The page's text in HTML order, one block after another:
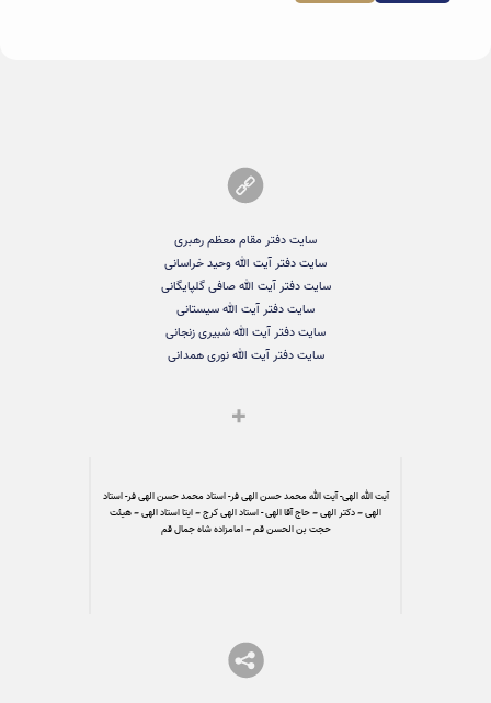
سایت دفتر مقام معظم رهبری
سایت دفتر آیت الله وحید خراسانی
سایت دفتر آیت الله صافی گلپایگانی
سایت دفتر آیت الله سیستانی
سایت دفتر آیت الله شبیری زنجانی
سایت دفتر آیت الله نوری همدانی
آیت الله الهی- آیت الله محمد حسن الهی فر- استاد محمد حسن الهی فر- استاد
الهی – دکتر الهی – حاج آقا الهی - استاد الهی کرج – ایتا استاد الهی – هیئت
حجت بن الحسن قم – امامزاده شاه جمال قم